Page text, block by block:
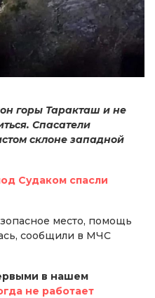
горы Таракташ и не
Спасатели
склоне западной
Судаком спасли
место, помощь
сообщили в МЧС
в нашем
не работает